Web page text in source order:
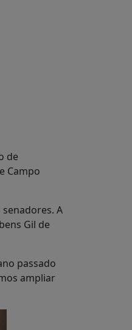
de
Campo
A
Gil de
passado
ampliar